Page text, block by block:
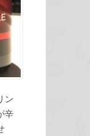
ン
辛